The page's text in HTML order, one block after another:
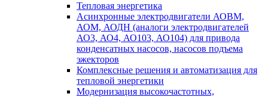
Тепловая энергетика
Асинхронные электродвигатели АОВМ,
АОМ, АОДН (аналоги электродвигателей
АО3, АО4, АО103, АО104) для привода
конденсатных насосов, насосов подъема
эжекторов
Комплексные решения и автоматизация для
тепловой энергетики
Модернизация высокочастотных,